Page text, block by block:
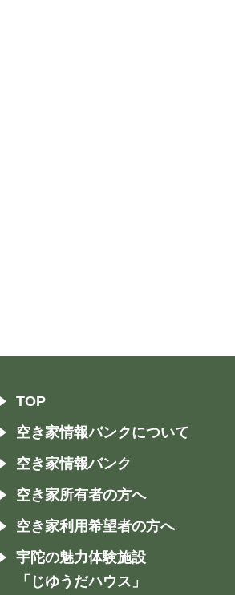
TOP
空き家情報バンクについて
空き家情報バンク
空き家所有者の方へ
空き家利用希望者の方へ
宇陀の魅力体験施設
「じゆうだハウス」